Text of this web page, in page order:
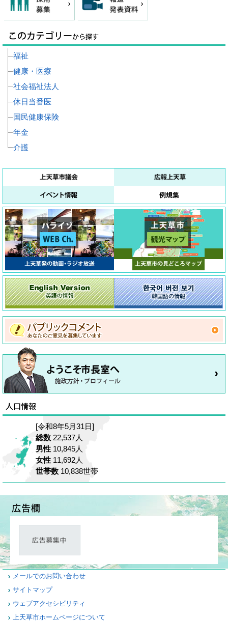
福祉
健康・医療
社会福祉法人
休日当番医
国民健康保険
年金
介護
[令和8年5月31日]
総数 22,537人
男性 10,845人
女性 11,692人
世帯数 10,838世帯
メールでのお問い合わせ
サイトマップ
ウェブアクセシビリティ
上天草市ホームページについて